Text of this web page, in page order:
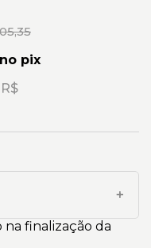
pix
+
finalização da